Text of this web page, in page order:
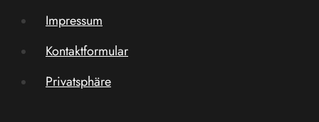
Impressum
Kontaktformular
Privatsphäre